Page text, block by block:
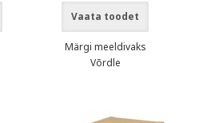
Vaata toodet
Märgi meeldivaks
Võrdle